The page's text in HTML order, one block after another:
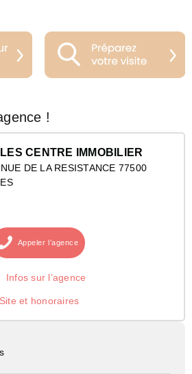
!
CENTRE IMMOBILIER
DE LA RESISTANCE 77500
Appeler l’agence
Infos sur l’agence
Site et honoraires